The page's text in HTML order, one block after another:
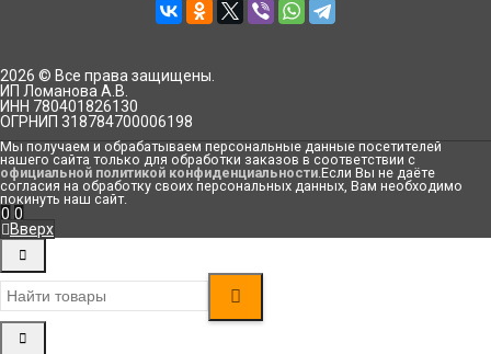
2026 © Все права защищены.
ИП Ломанова А.В.
ИНН 780401826130
ОГРНИП 318784700006198
Мы получаем и обрабатываем персональные данные посетителей
нашего сайта только для обработки заказов в соответствии с
официальной политикой конфиденциальности.Если Вы не даёте
согласия на обработку своих персональных данных, Вам необходимо
покинуть наш сайт.
0 0
Вверх